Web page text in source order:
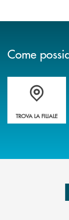
Come
Accedi all' elenco
TROVA LA FILIALE